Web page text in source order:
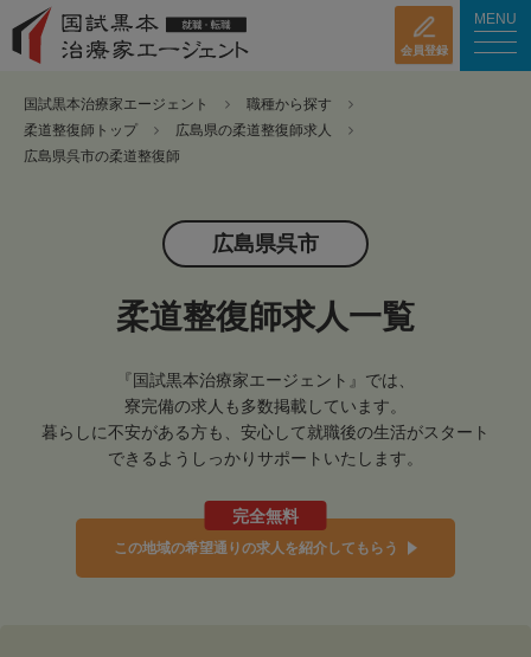
会員登録
MENU
国試黒本治療家エージェント
職種から探す
柔道整復師トップ
広島県の柔道整復師求人
広島県呉市の柔道整復師
広島県呉市
柔道整復師求人一覧
『国試黒本治療家エージェント』では、
寮完備の求人も多数掲載しています。
暮らしに不安がある方も、安心して就職後の生活がスタート
できるようしっかりサポートいたします。
完全無料
この地域の希望通りの求人を紹介してもらう